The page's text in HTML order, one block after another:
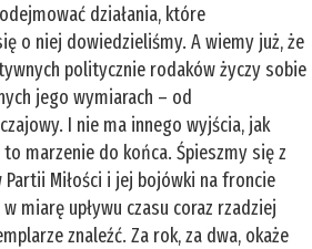
działania, które
o niej dowiedzieliśmy. A wiemy już, że
politycznie rodaków życzy sobie
jego wymiarach – od
I nie ma innego wyjścia, jak
marzenie do końca. Śpieszmy się z
Miłości i jej bojówki na froncie
miarę upływu czasu coraz rzadziej
znaleźć. Za rok, za dwa, okaże